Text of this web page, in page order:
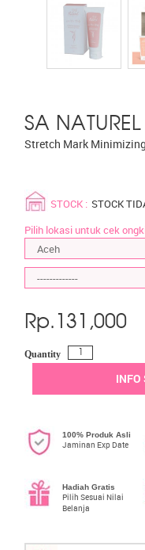
SA NATUREL
Stretch Mark
STOCK : STOCK
Pilih lokasi untuk cek
Rp. 131,000
Quantity
INFO
100% Produk Asli
Jaminan Exp Date
Hadiah Gratis
Pilih Sesuai Nilai
Belanja